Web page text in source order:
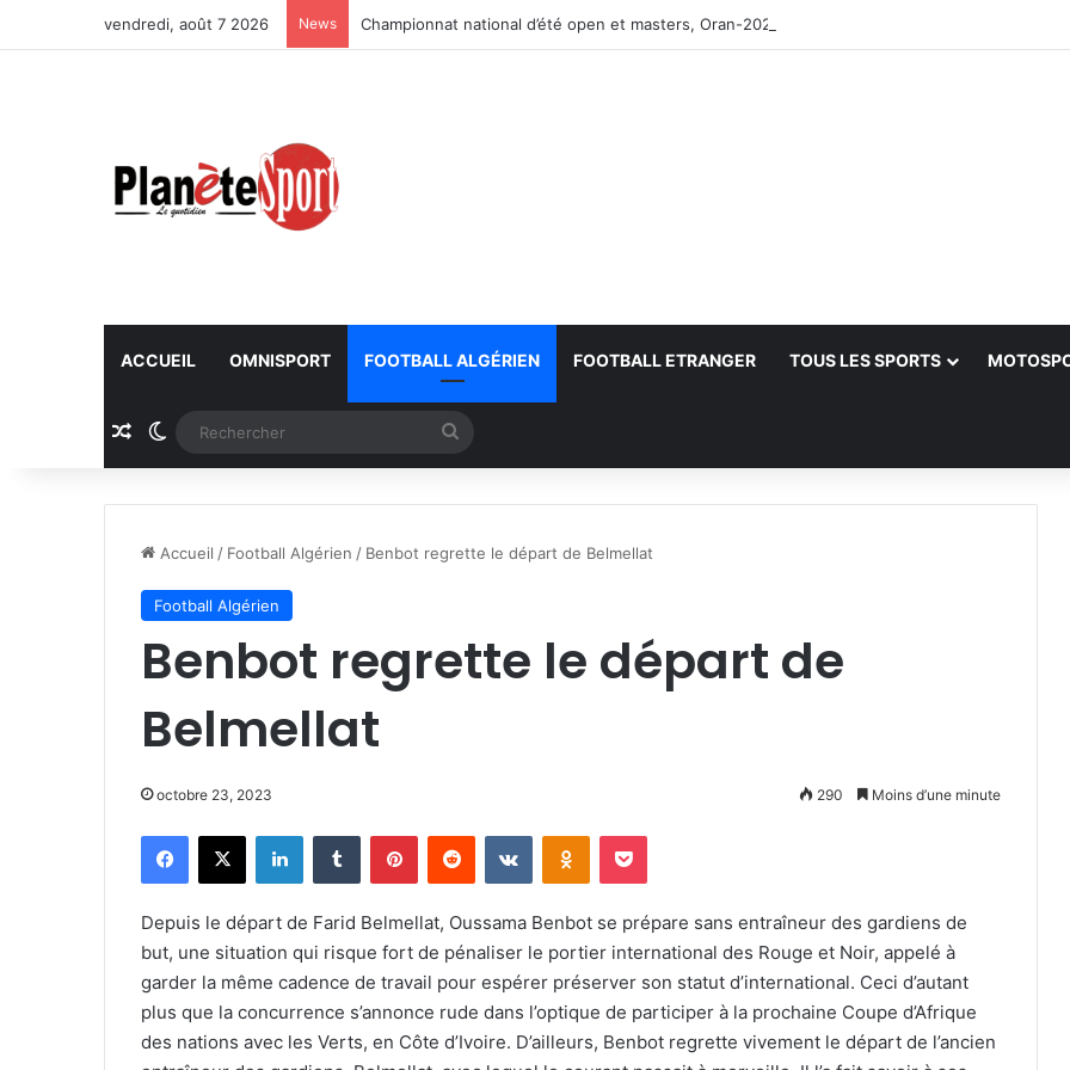
vendredi, août 7 2026 News Championnat national d’été open et masters, Oran-2026 — Le CRB s’adjuge le titre
ACCUEIL OMNISPORT FOOTBALL ALGÉRIEN FOOTBALL ETRANGER TOUS LES SPORTS
Article Aléatoire
Switch skin
Accueil / Football Algérien / Benbot regrette le départ de Belmellat
Football Algérien
Benbot regrette le départ de
Belmellat
octobre 23, 2023 290 Moins d’une minute
Facebook
X LinkedinTumblr PinterestReddit VKontakteOdnoklassniki
Pocket
Depuis le départ de Farid Belmellat, Oussama Benbot se prépare sans entraîneur des gardiens de
but, une situation qui risque fort de pénaliser le portier international des Rouge et Noir, appelé à
garder la même cadence de travail pour espérer préserver son statut d’international. Ceci d’autant
plus que la concurrence s’annonce rude dans l’optique de participer à la prochaine Coupe d’Afrique
des nations avec les Verts, en Côte d’Ivoire. D’ailleurs, Benbot regrette vivement le départ de l’ancien